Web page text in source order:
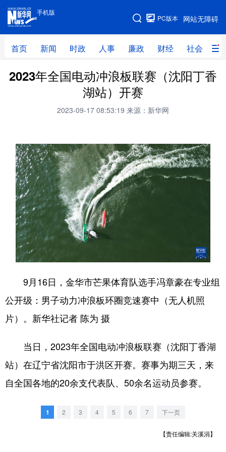
手机版
网站无障碍
PC版本
首页 新闻 时政 人事 廉政 财经 社会 科
手机版
网站地图
首页 新闻 时政 人事
财经 社会
地方频道
北京 天津
辽宁 吉林
浙江 安徽
山东 河南 湖北 湖南
广东 广西 海南 重庆
四川 贵州 云南 西藏
新疆 内蒙古 黑龙江
多语种频道
Español Français
한국어
2023年全国电动冲浪板联赛（沈阳丁香
湖站）开赛
2023-09-17 08:53:19 来源：新华网
9月16日，金华市芒果体育队选手冯章豪在专业组
公开级：男子动力冲浪板环圈竞速赛中（无人机照
片）。新华社记者 陈为 摄
当日，2023年全国电动冲浪板联赛（沈阳丁香湖
站）在辽宁省沈阳市于洪区开赛。赛事为期三天，来
自全国各地的20余支代表队、50余名运动员参赛。
1 2 3 4 5 6 7 下一页
【责任编辑:关溪涓】